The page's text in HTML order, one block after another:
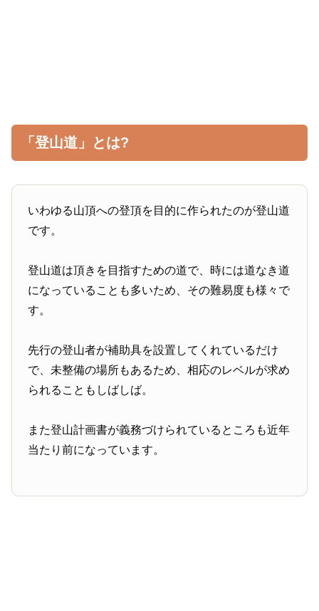
「登山道」とは?
いわゆる山頂への登頂を目的に作られたのが登山道
です。
登山道は頂きを目指すための道で、時には道なき道
になっていることも多いため、その難易度も様々で
す。
先行の登山者が補助具を設置してくれているだけ
で、未整備の場所もあるため、相応のレベルが求め
られることもしばしば。
また登山計画書が義務づけられているところも近年
当たり前になっています。